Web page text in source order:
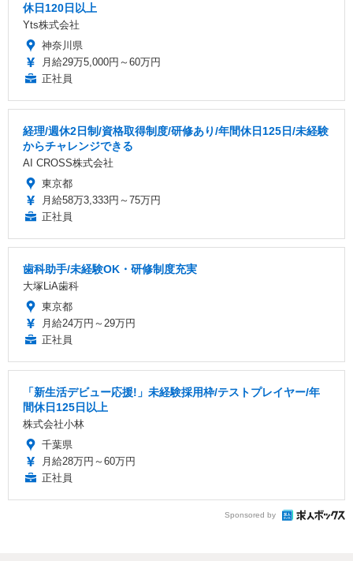
休日120日以上
Yts株式会社
神奈川県
月給29万5,000円～60万円
正社員
経理/週休2日制/資格取得制度/研修あり/年間休日125日/未経験
からチャレンジできる
AI CROSS株式会社
東京都
月給58万3,333円～75万円
正社員
歯科助手/未経験OK・研修制度充実
大塚LiA歯科
東京都
月給24万円～29万円
正社員
「新生活デビュー応援!」未経験採用枠/テストプレイヤー/年
間休日125日以上
株式会社小林
千葉県
月給28万円～60万円
正社員
Sponsored by